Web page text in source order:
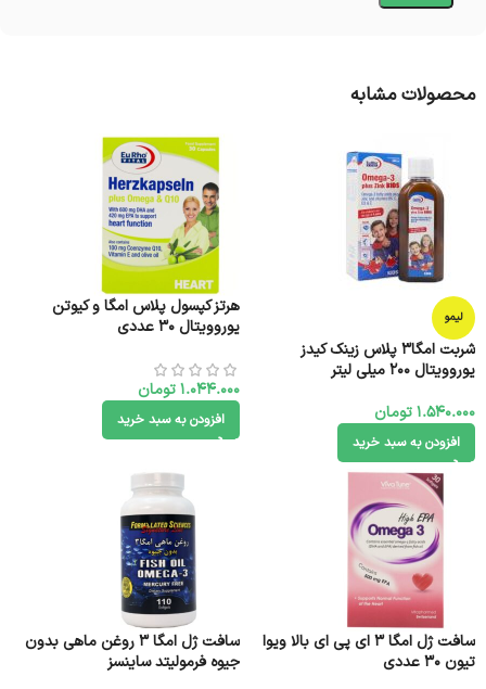
محصولات مشابه
لیمو
شربت امگا3 پلاس زینک کیدز
یوروویتال 200 میلی لیتر
1.540.000تومان
افزودن به سبد خرید
هرتز کپسول پلاس امگا و کیوتن
یوروویتال 30 عددی
1.044.000تومان
افزودن به سبد خرید
سافت ژل امگا 3 ای پی ای بالا ویوا
تیون 30 عددی
سافت ژل امگا 3 روغن ماهی بدون
جیوه فرمولیتد ساینسز